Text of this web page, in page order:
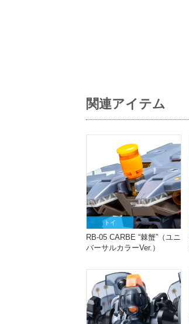
関連アイテム
トイ
RB-05 CARBE “棘蟹”（ユニ
バーサルカラーVer.）